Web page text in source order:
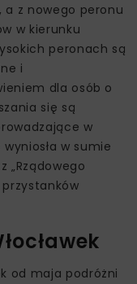
a z nowego peronu
w kierunku
peronach są
i
dla osób o
się są
w
w sumie
„Rządowego
od maja podróżni